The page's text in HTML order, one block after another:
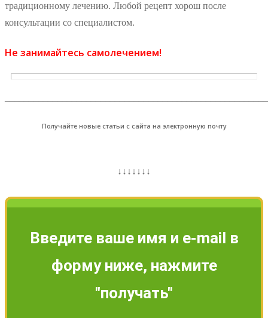
традиционному лечению. Любой рецепт хорош после
консультации со специалистом.
Не занимайтесь самолечением!
Получайте новые статьи с сайта на электронную почту
↓↓↓↓↓↓↓
Введите ваше имя и e-mail в
форму ниже, нажмите
"получать"